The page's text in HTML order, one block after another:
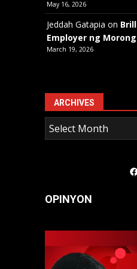
May 16, 2026
Jeddah Gatapia on
Employer ng Morong
March 19, 2026
ARCHIVES
OPINYON